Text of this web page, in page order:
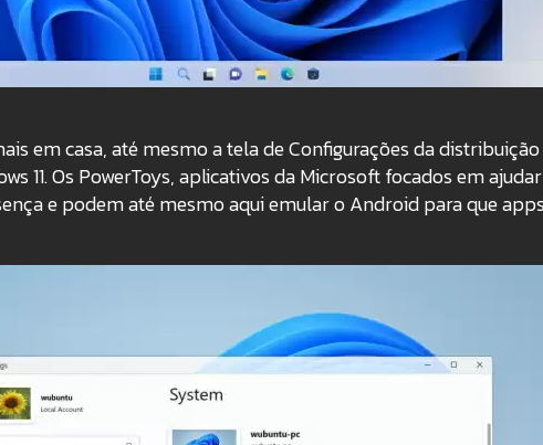
em casa, até mesmo a tela de Configurações da
11. Os PowerToys, aplicativos da Microsoft focados em
e podem até mesmo aqui emular o Android para que